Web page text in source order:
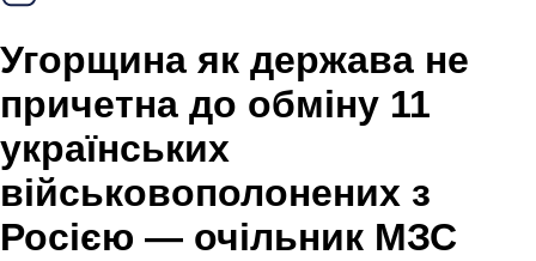
Угорщина як держава не
причетна до обміну 11
українських
військовополонених з
Росією — очільник МЗС